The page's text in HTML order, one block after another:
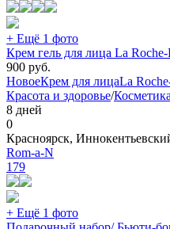
+ Ещё 1 фото
Крем гель для лица La
900 руб.
НовоеКрем для лицаLa
Красота и здоровье/
8 дней
0
Красноярск,
Rom-a-N
179
+ Ещё 1 фото